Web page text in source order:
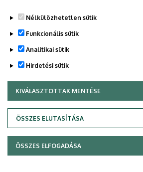
Legutóbbi frissítés: 2024. 09. 03. 14:03
Adatvédelem
Szerzői jog © 2026 Unideb
Nélkülözhetetlen sütik
Funkcionális sütik
Analitikai sütik
Hirdetési sütik
KIVÁLASZTOTTAK MENTÉSE
ÖSSZES ELUTASÍTÁSA
WITHDRAW CONSENT
ÖSSZES ELFOGADÁSA